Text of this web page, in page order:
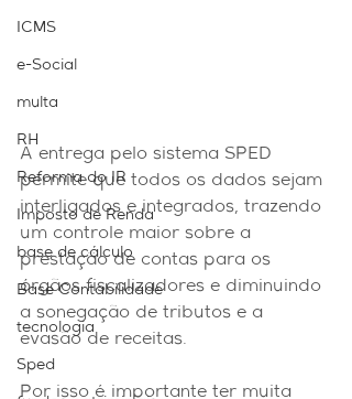
ICMS
e-Social
multa
RH
Reforma do IR
Imposto de Renda
base de cálculo
Base Contabilidade
tecnologia
Sped
A entrega pelo sistema SPED
permite que todos os dados sejam
interligados e integrados, trazendo
um controle maior sobre a
prestação de contas para os
órgãos fiscalizadores e diminuindo
a sonegação de tributos e a
evasão de receitas.
Por isso é importante ter muita